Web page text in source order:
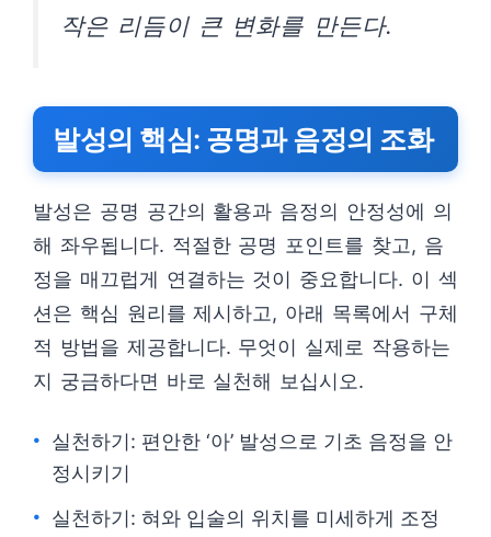
작은 리듬이 큰 변화를 만든다.
발성의 핵심: 공명과 음정의 조화
발성은 공명 공간의 활용과 음정의 안정성에 의
해 좌우됩니다. 적절한 공명 포인트를 찾고, 음
정을 매끄럽게 연결하는 것이 중요합니다. 이 섹
션은 핵심 원리를 제시하고, 아래 목록에서 구체
적 방법을 제공합니다. 무엇이 실제로 작용하는
지 궁금하다면 바로 실천해 보십시오.
실천하기: 편안한 ‘아’ 발성으로 기초 음정을 안
정시키기
실천하기: 혀와 입술의 위치를 미세하게 조정